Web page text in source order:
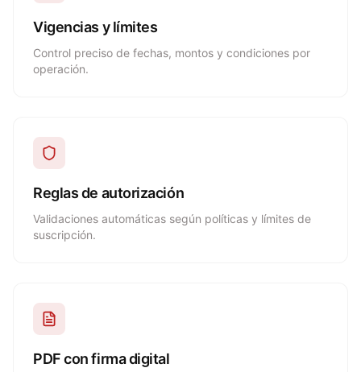
Vigencias y límites
Control preciso de fechas, montos y condiciones por
operación.
Reglas de autorización
Validaciones automáticas según políticas y límites de
suscripción.
PDF con firma digital